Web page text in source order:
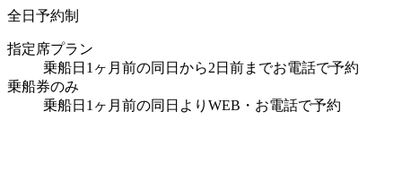
全日予約制
指定席プラン
乗船日1ヶ月前の同日から2日前までお電話で予約
乗船券のみ
乗船日1ヶ月前の同日よりWEB・お電話で予約